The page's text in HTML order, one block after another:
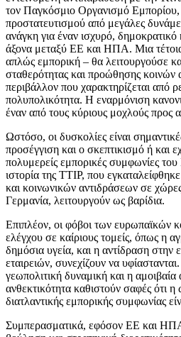
τον Παγκόσμιο Οργανισμό Εμπορίου,
προστατευτισμού από μεγάλες
ανάγκη για έναν ισχυρό,
άξονα μεταξύ ΕΕ και ΗΠΑ. Μια
απλώς εμπορική – θα λειτουργούσε
σταθερότητας και προώθησης κοινών
περιβάλλον που χαρακτηρίζεται από
πολυπολικότητα. Η εναρμόνιση
έναν από τους κύριους μοχλούς προς
Ωστόσο, οι δυσκολίες είναι
προσέγγιση και ο σκεπτικισμό ή και
πολυμερείς εμπορικές συμφωνίες
ιστορία της TTIP, που
και κοινωνικών αντιδράσεων σε
Γερμανία, λειτουργούν ως βαρίδια.
Επιπλέον, οι φόβοι των ευρωπαϊκών
ελέγχου σε καίριους τομείς, όπως η
δημόσια υγεία, και η αντίδραση στην
εταιρειών, συνεχίζουν να
γεωπολιτική δυναμική και η αμοιβαία
ανθεκτικότητα καθιστούν σαφές ότι
διατλαντικής εμπορικής συμφωνίας
Συμπερασματικά, εφόσον ΕΕ και ΗΠΑ